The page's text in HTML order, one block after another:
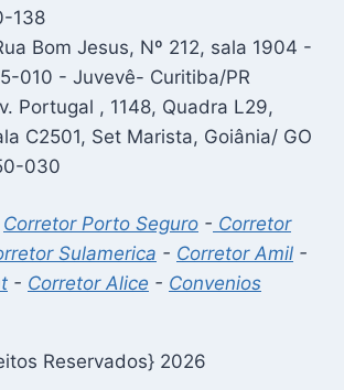
138
Bom Jesus, Nº 212, sala 1904 -
010 - Juvevê- Curitiba/PR
Portugal , 1148, Quadra L29,
C2501, Set Marista, Goiânia/ GO
030
Corretor Porto Seguro - Corretor
Sulamerica - Corretor Amil -
- Corretor Alice - Convenios
Reservados} 2026